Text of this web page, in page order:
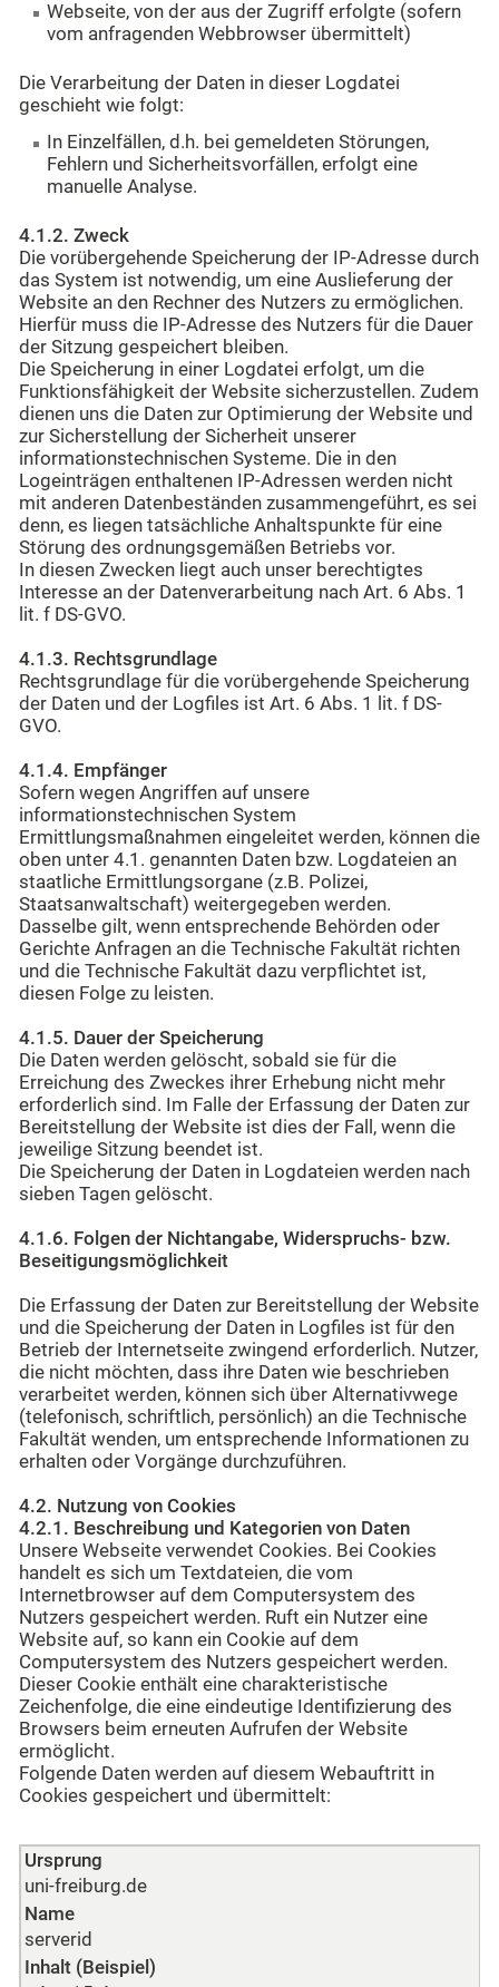
Webseite, von der aus der Zugriff erfolgte (sofern
vom anfragenden Webbrowser übermittelt)
Die Verarbeitung der Daten in dieser Logdatei
geschieht wie folgt:
In Einzelfällen, d.h. bei gemeldeten Störungen,
Fehlern und Sicherheitsvorfällen, erfolgt eine
manuelle Analyse.
4.1.2. Zweck
Die vorübergehende Speicherung der IP-Adresse durch
das System ist notwendig, um eine Auslieferung der
Website an den Rechner des Nutzers zu ermöglichen.
Hierfür muss die IP-Adresse des Nutzers für die Dauer
der Sitzung gespeichert bleiben.
Die Speicherung in einer Logdatei erfolgt, um die
Funktionsfähigkeit der Website sicherzustellen. Zudem
dienen uns die Daten zur Optimierung der Website und
zur Sicherstellung der Sicherheit unserer
informationstechnischen Systeme. Die in den
Logeinträgen enthaltenen IP-Adressen werden nicht
mit anderen Datenbeständen zusammengeführt, es sei
denn, es liegen tatsächliche Anhaltspunkte für eine
Störung des ordnungsgemäßen Betriebs vor.
In diesen Zwecken liegt auch unser berechtigtes
Interesse an der Datenverarbeitung nach Art. 6 Abs. 1
lit. f DS-GVO.
4.1.3. Rechtsgrundlage
Rechtsgrundlage für die vorübergehende Speicherung
der Daten und der Logfiles ist Art. 6 Abs. 1 lit. f DS-
GVO.
4.1.4. Empfänger
Sofern wegen Angriffen auf unsere
informationstechnischen System
Ermittlungsmaßnahmen eingeleitet werden, können die
oben unter 4.1. genannten Daten bzw. Logdateien an
staatliche Ermittlungsorgane (z.B. Polizei,
Staatsanwaltschaft) weitergegeben werden.
Dasselbe gilt, wenn entsprechende Behörden oder
Gerichte Anfragen an die Technische Fakultät richten
und die Technische Fakultät dazu verpflichtet ist,
diesen Folge zu leisten.
4.1.5. Dauer der Speicherung
Die Daten werden gelöscht, sobald sie für die
Erreichung des Zweckes ihrer Erhebung nicht mehr
erforderlich sind. Im Falle der Erfassung der Daten zur
Bereitstellung der Website ist dies der Fall, wenn die
jeweilige Sitzung beendet ist.
Die Speicherung der Daten in Logdateien werden nach
sieben Tagen gelöscht.
4.1.6. Folgen der Nichtangabe, Widerspruchs- bzw.
Beseitigungsmöglichkeit
Die Erfassung der Daten zur Bereitstellung der Website
und die Speicherung der Daten in Logfiles ist für den
Betrieb der Internetseite zwingend erforderlich. Nutzer,
die nicht möchten, dass ihre Daten wie beschrieben
verarbeitet werden, können sich über Alternativwege
(telefonisch, schriftlich, persönlich) an die Technische
Fakultät wenden, um entsprechende Informationen zu
erhalten oder Vorgänge durchzuführen.
4.2. Nutzung von Cookies
4.2.1. Beschreibung und Kategorien von Daten
Unsere Webseite verwendet Cookies. Bei Cookies
handelt es sich um Textdateien, die vom
Internetbrowser auf dem Computersystem des
Nutzers gespeichert werden. Ruft ein Nutzer eine
Website auf, so kann ein Cookie auf dem
Computersystem des Nutzers gespeichert werden.
Dieser Cookie enthält eine charakteristische
Zeichenfolge, die eine eindeutige Identifizierung des
Browsers beim erneuten Aufrufen der Website
ermöglicht.
Folgende Daten werden auf diesem Webauftritt in
Cookies gespeichert und übermittelt:
Ursprung
uni-freiburg.de
Name
serverid
Inhalt (Beispiel)